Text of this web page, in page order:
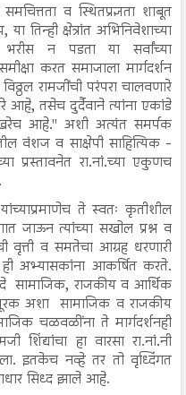
व स्थितप्रज्ञता शाबूत
तिन्ही क्षेत्रांत अभिनिवेशाच्या
न पडता या सर्वांच्या
करत समाजाला मार्गदर्शन
रामजींची परंपरा चालवणारे
तसेच दुर्दैवाने त्यांना एकांडे
खरेच आहे." अशी अत्यंत समर्पक
वंशज व साक्षेपी साहित्यिक -
प्रस्तावनेत रा.नां.च्या एकुणच
ते स्वतः कृतीशील
जाऊन त्यांच्या सखोल प्रश्न व
वृत्ती व समतेचा आग्रह धरणारी
अभ्यासकांना आकर्षित करते.
सामाजिक, राजकीय व आर्थिक
अशा सामाजिक व राजकीय
चळवळींना ते मार्गदर्शनही
शिंद्यांचा हा वारसा रा.नां.नी
इतकेच नव्हे तर तो वृध्दिंगत
सिध्द झाले आहे.